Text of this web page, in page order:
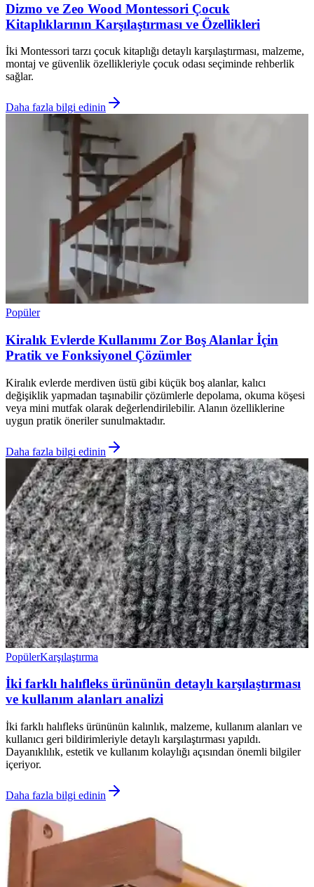
Dizmo ve Zeo Wood Montessori Çocuk
Kitaplıklarının Karşılaştırması ve Özellikleri
İki Montessori tarzı çocuk kitaplığı detaylı karşılaştırması, malzeme,
montaj ve güvenlik özellikleriyle çocuk odası seçiminde rehberlik
sağlar.
Daha fazla bilgi edinin
Popüler
Kiralık Evlerde Kullanımı Zor Boş Alanlar İçin
Pratik ve Fonksiyonel Çözümler
Kiralık evlerde merdiven üstü gibi küçük boş alanlar, kalıcı
değişiklik yapmadan taşınabilir çözümlerle depolama, okuma köşesi
veya mini mutfak olarak değerlendirilebilir. Alanın özelliklerine
uygun pratik öneriler sunulmaktadır.
Daha fazla bilgi edinin
PopülerKarşılaştırma
İki farklı halıfleks ürününün detaylı karşılaştırması
ve kullanım alanları analizi
İki farklı halıfleks ürününün kalınlık, malzeme, kullanım alanları ve
kullanıcı geri bildirimleriyle detaylı karşılaştırması yapıldı.
Dayanıklılık, estetik ve kullanım kolaylığı açısından önemli bilgiler
içeriyor.
Daha fazla bilgi edinin